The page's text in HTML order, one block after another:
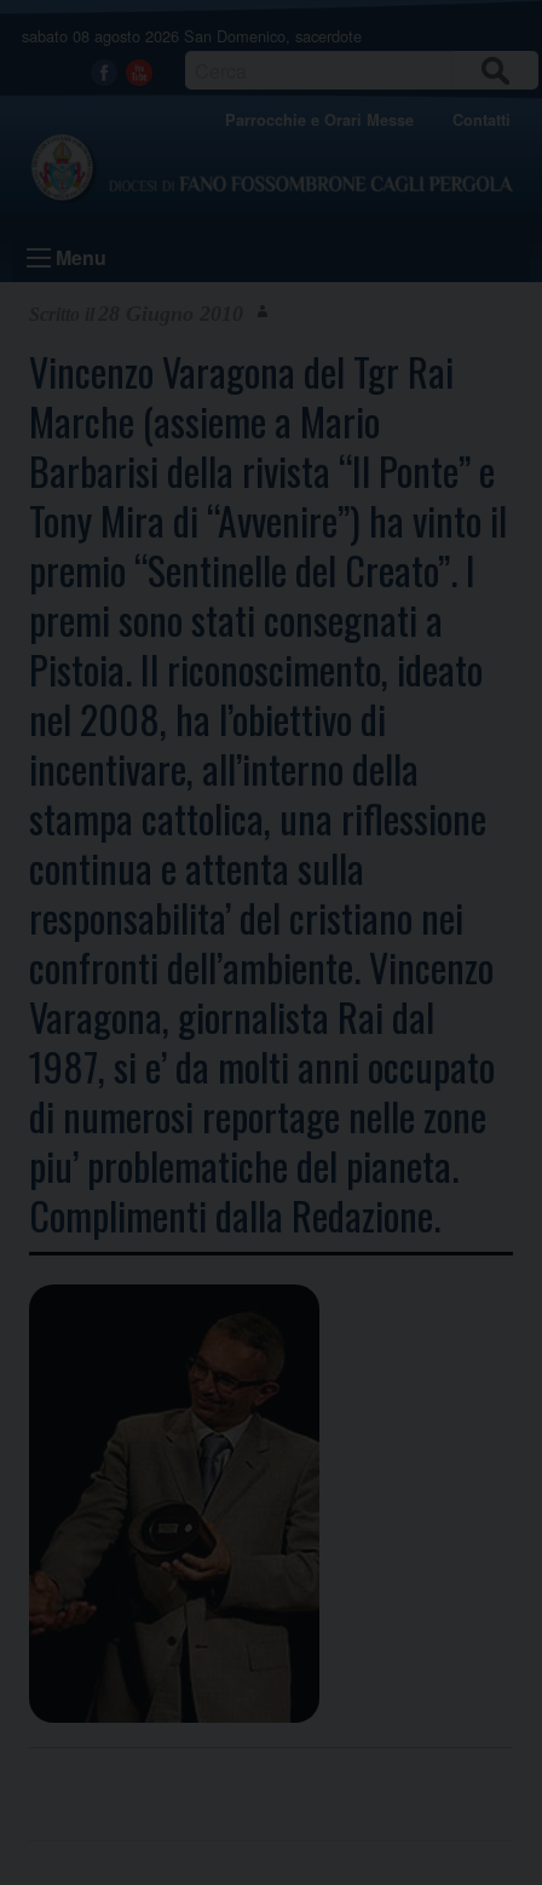
sabato 08 agosto 2026 San Domenico, sacerdote
Facebook
Youtube
Parrocchie e Orari Messe Contatti
Menu
Vincenzo Varagona del Tgr Rai
Marche (assieme a Mario
Barbarisi della rivista “Il Ponte” e
Tony Mira di “Avvenire”) ha vinto il
premio “Sentinelle del Creato”. I
premi sono stati consegnati a
Pistoia. Il riconoscimento, ideato
nel 2008, ha l’obiettivo di
incentivare, all’interno della
stampa cattolica, una riflessione
continua e attenta sulla
responsabilita’ del cristiano nei
confronti dell’ambiente. Vincenzo
Varagona, giornalista Rai dal
1987, si e’ da molti anni occupato
di numerosi reportage nelle zone
piu’ problematiche del pianeta.
Complimenti dalla Redazione.